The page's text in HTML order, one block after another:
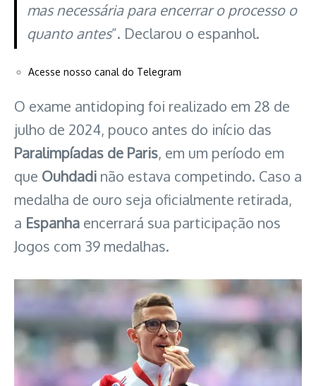
mas necessária para encerrar o processo o
quanto antes”. Declarou o espanhol.
Acesse nosso canal do Telegram
O exame antidoping foi realizado em 28 de
julho de 2024, pouco antes do início das
Paralimpíadas de Paris, em um período em
que Ouhdadi não estava competindo. Caso a
medalha de ouro seja oficialmente retirada,
a Espanha encerrará sua participação nos
Jogos com 39 medalhas.